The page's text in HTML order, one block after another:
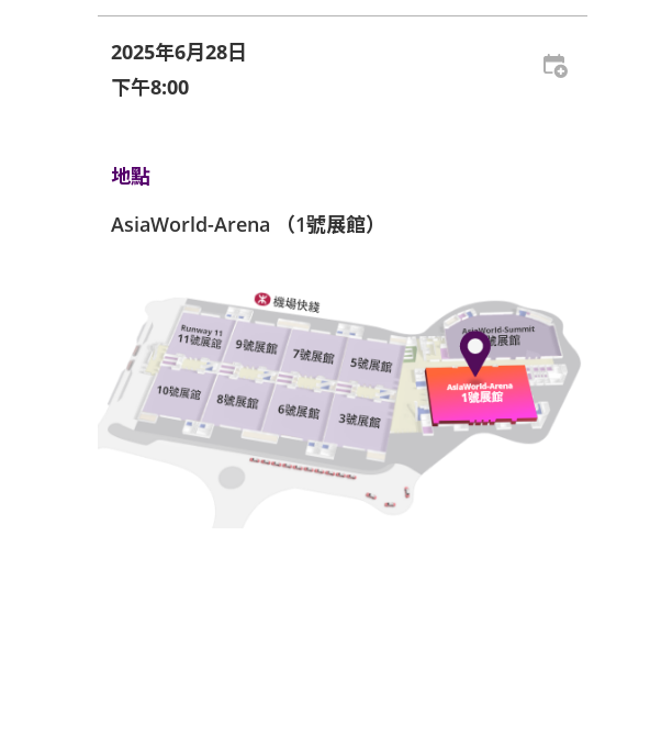
2025年6月28日
下午8:00
地點
AsiaWorld-Arena （1號展館）